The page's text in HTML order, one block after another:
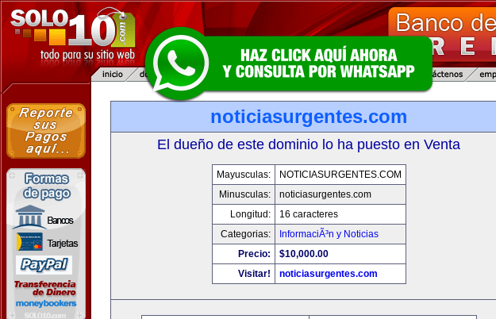
noticiasurgentes.com
El dueño de este dominio lo ha puesto en Venta
Mayusculas:
NOTICIASURGENTES.COM
Minusculas:
noticiasurgentes.com
Longitud:
16 caracteres
Categorias:
InformaciÃ³n y Noticias
Precio:
$10,000.00
Visitar!
noticiasurgentes.com